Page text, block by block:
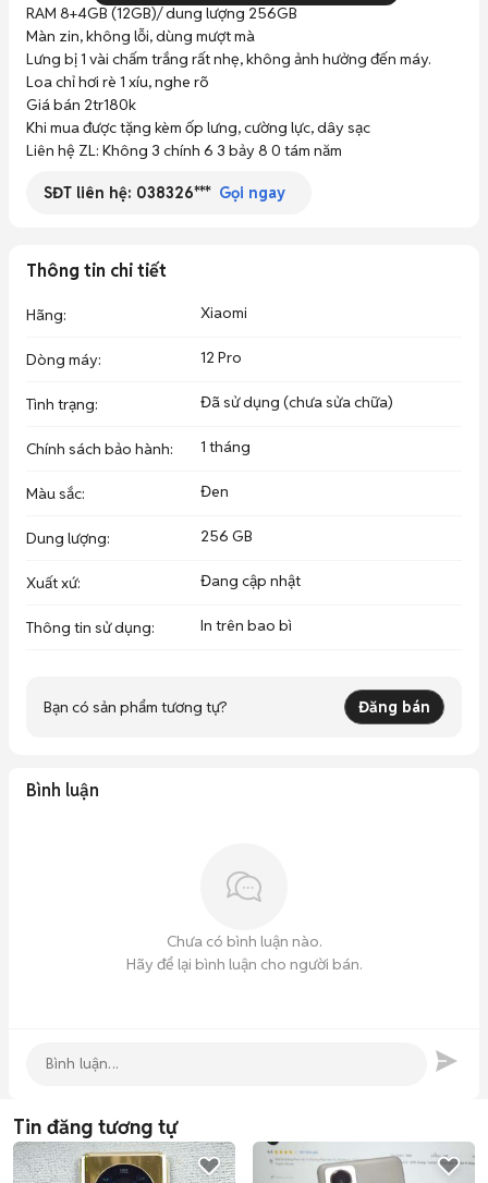
RAM 8+4GB (12GB)/ dung lượng 256GB
Màn zin, không lỗi, dùng mượt mà
Lưng bị 1 vài chấm trắng rất nhẹ, không ảnh hưởng đến máy.
Loa chỉ hơi rè 1 xíu, nghe rõ
Giá bán 2tr180k
Khi mua được tặng kèm ốp lưng, cường lực, dây sạc
Liên hệ ZL: Không 3 chính 6 3 bảy 8 0 tám năm
SĐT liên hệ: 038326*** Gọi ngay
Thông tin chi tiết
Hãng: Xiaomi
Dòng máy: 12 Pro
Tình trạng: Đã sử dụng (chưa sửa chữa)
Chính sách bảo hành: 1 tháng
Màu sắc: Đen
Dung lượng: 256 GB
Xuất xứ: Đang cập nhật
Thông tin sử dụng: In trên bao bì
Bạn có sản phẩm tương tự? Đăng bán
Bình luận
Chưa có bình luận nào.
Hãy để lại bình luận cho người bán.
Tin đăng tương tự